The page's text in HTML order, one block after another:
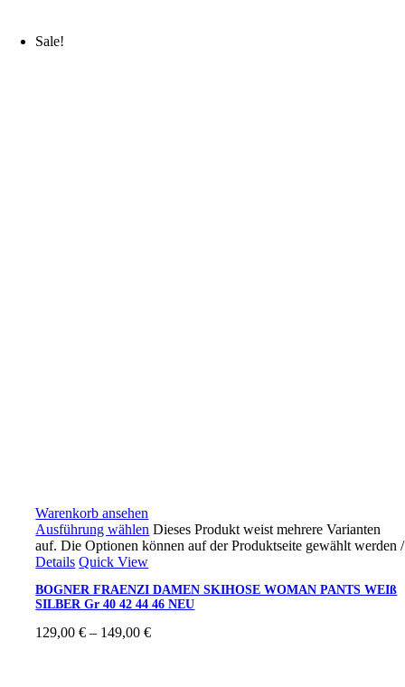
Sale!
Warenkorb ansehen
Ausführung wählen Dieses Produkt weist mehrere Varianten
auf. Die Optionen können auf der Produktseite gewählt werden/
Details Quick View
BOGNER FRAENZI DAMEN SKIHOSE WOMAN PANTS WEIß
SILBER Gr 40 42 44 46 NEU
129,00€ – 149,00€